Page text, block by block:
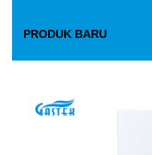
PRODUK BARU